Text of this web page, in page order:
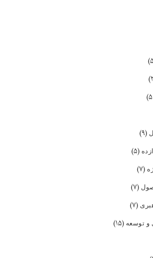
(۹)
(۵)
(۷)
(۷)
(۷)
و توسعه (۱۵)